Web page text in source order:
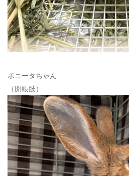
ボニータちゃん
（開帳肢）